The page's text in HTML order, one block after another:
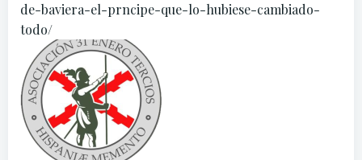
de-baviera-el-prncipe-que-lo-hubiese-cambiado-
todo/